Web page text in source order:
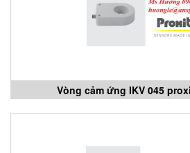
Vòng cảm ứng IKV 045